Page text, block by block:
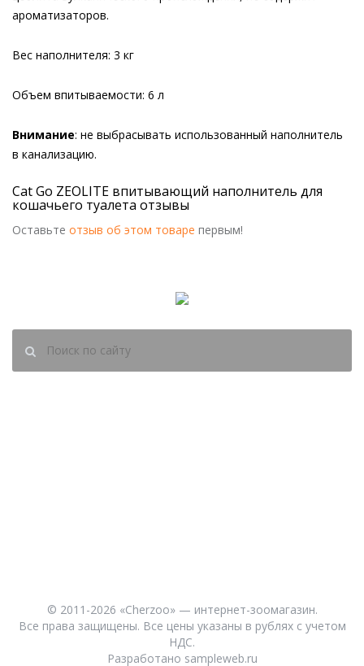
ароматизаторов.
Вес наполнителя: 3 кг
Объем впитываемости: 6 л
Внимание: не выбрасывать использованный наполнитель
в канализацию.
Cat Go ZEOLITE впитывающий наполнитель для
кошачьего туалета отзывы
Оставьте отзыв об этом товаре первым!
© 2011-2026 «Cherzoo» — интернет-зоомагазин.
Все права защищены. Все цены указаны в рублях с учетом
НДС.
Разработано sampleweb.ru